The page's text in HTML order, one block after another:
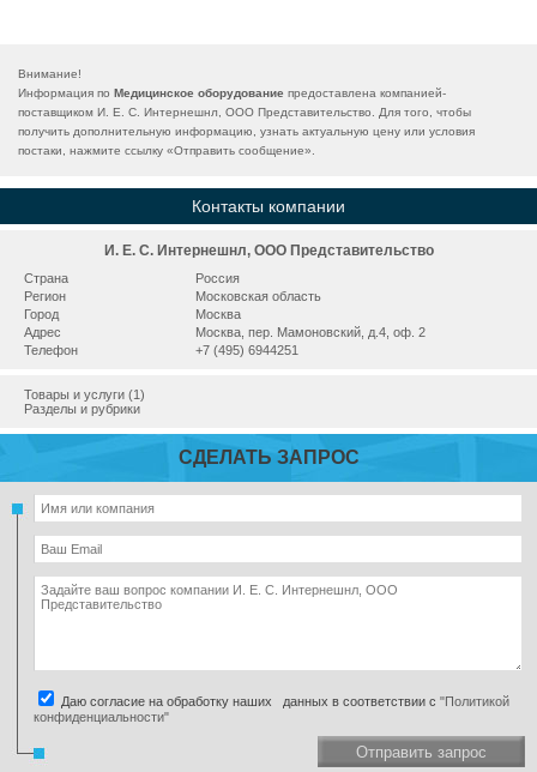
Внимание!
Информация по Медицинское оборудование предоставлена компанией-
поставщиком И. Е. С. Интернешнл, ООО Представительство. Для того, чтобы
получить дополнительную информацию, узнать актуальную цену или условия
постаки, нажмите ссылку «Отправить сообщение».
Контакты компании
И. Е. С. Интернешнл, ООО Представительство
Страна
Россия
Регион
Московская область
Город
Москва
Адрес
Москва, пер. Мамоновский, д.4, оф. 2
Телефон
+7 (495) 6944251
Товары и услуги (1)
Разделы и рубрики
СДЕЛАТЬ ЗАПРОС
Даю согласие на обработку наших данных в соответствии с "Политикой
конфиденциальности"
Отправить запрос